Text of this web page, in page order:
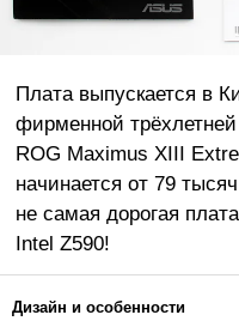
Плата выпускается в
фирменной
ROG Maximus XIII
начинается от 79
не самая дорогая
Intel Z590!
Дизайн и особенности